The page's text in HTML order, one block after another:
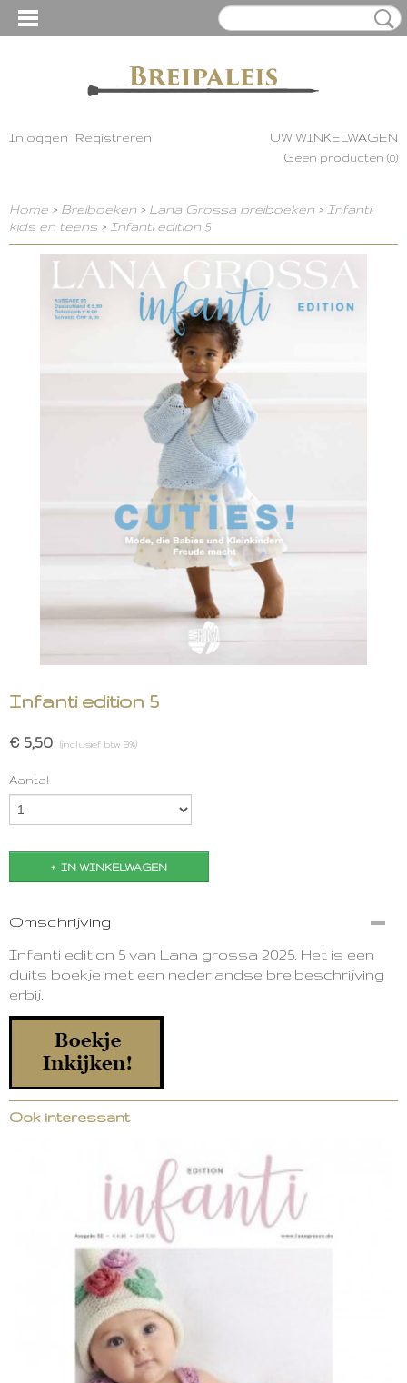
Inloggen Registreren UW WINKELWAGEN
Geen producten (0)
Home > Breiboeken > Lana Grossa breiboeken > Infanti,
kids en teens > Infanti edition 5
Infanti edition 5
€ 5,50 (inclusief btw 9%)
Aantal
IN WINKELWAGEN
Omschrijving
Infanti edition 5 van Lana grossa 2025. Het is een
duits boekje met een nederlandse breibeschrijving
erbij.
Ook interessant